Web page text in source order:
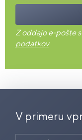
Z oddajo e-pošte
podatkov
V primeru